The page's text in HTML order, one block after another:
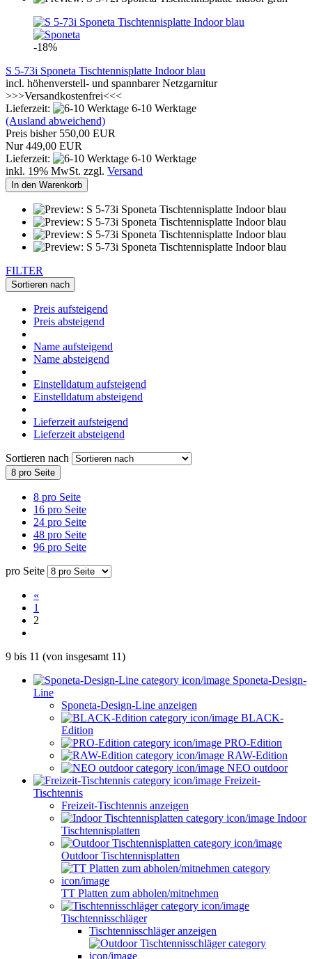
-18%
S 5-73i Sponeta Tischtennisplatte Indoor blau
incl. höhenverstell- und spannbarer Netzgarnitur
>>>Versandkostenfrei<<<
Lieferzeit:
6-10 Werktage
(Ausland abweichend)
Preis bisher 550,00 EUR
Nur 449,00 EUR
Lieferzeit:
6-10 Werktage
inkl. 19% MwSt. zzgl. Versand
In den Warenkorb
FILTER
Sortieren nach
Preis aufsteigend
Preis absteigend
Name aufsteigend
Name absteigend
Einstelldatum aufsteigend
Einstelldatum absteigend
Lieferzeit aufsteigend
Lieferzeit absteigend
Sortieren nach
8 pro Seite
8 pro Seite
16 pro Seite
24 pro Seite
48 pro Seite
96 pro Seite
pro Seite
«
1
2
9 bis 11 (von insgesamt 11)
Sponeta-Design-
Line
Sponeta-Design-Line anzeigen
BLACK-
Edition
PRO-Edition
RAW-Edition
NEO outdoor
Freizeit-
Tischtennis
Freizeit-Tischtennis anzeigen
Indoor
Tischtennisplatten
Outdoor Tischtennisplatten
TT Platten zum abholen/mitnehmen
Tischtennisschläger
Tischtennisschläger anzeigen